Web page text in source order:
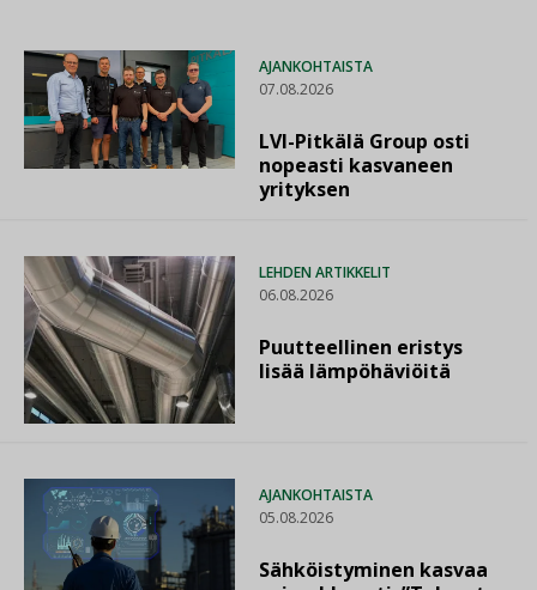
AJANKOHTAISTA
07.08.2026
LVI-Pitkälä Group osti
nopeasti kasvaneen
yrityksen
LEHDEN ARTIKKELIT
06.08.2026
Puutteellinen eristys
lisää lämpöhäviöitä
AJANKOHTAISTA
05.08.2026
Sähköistyminen kasvaa